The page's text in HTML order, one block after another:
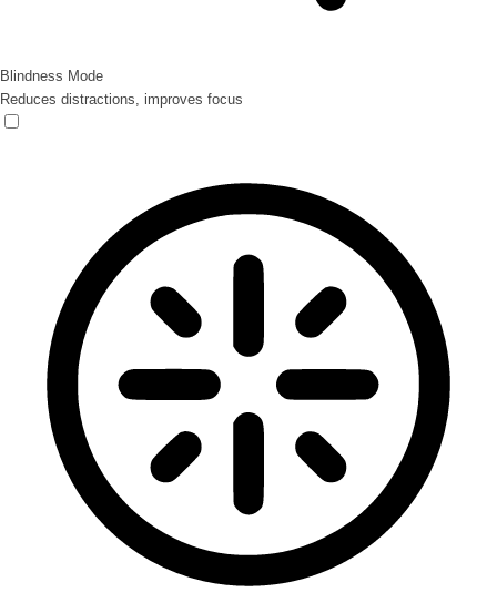
Blindness Mode
Reduces distractions, improves focus